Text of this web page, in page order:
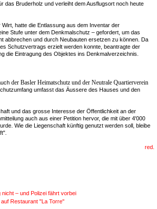
das Bruderholz und verleiht dem Ausflugsort noch heute
hatte die Entlassung aus dem Inventar der
Stufe unter dem Denkmalschutz – gefordert, um das
abbrechen und durch Neubauten ersetzen zu können. Da
Schutzvertrags erzielt werden konnte, beantragte der
die Eintragung des Objektes ins Denkmalverzeichnis.
der Basler Heimatschutz und der Neutrale Quartierverein
umfasst das Äussere des Hauses und den
und das grosse Interesse der Öffentlichkeit an der
auch aus einer Petition hervor, die mit über 4'000
Wie die Liegenschaft künftig genutzt werden soll, bleibe
red.
– und Polizei fährt vorbei
Restaurant "La Torre"